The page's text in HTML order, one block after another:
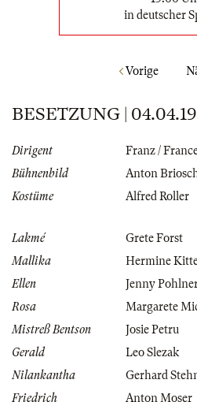
in deutscher
Vorige
BESETZUNG |
Dirigent
Franz /
Bühnenbild
Anton
Kostüme
Alfred Roller
Lakmé
Grete Forst
Mallika
Hermine
Ellen
Jenny
Rosa
Margarete
Mistreß Bentson
Josie Petru
Gerald
Leo Slezak
Nilankantha
Gerhard
Friedrich
Anton Moser